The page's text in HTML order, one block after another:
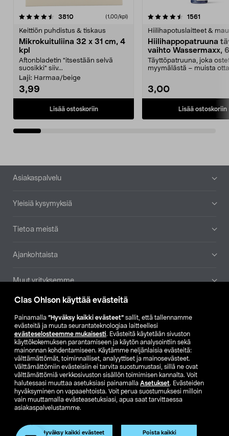
Clas Ohlson käyttää evästeitä
Painamalla ”Hyväksy kaikki evästeet” sallit, että tallennamme
evästeitä ja muuta seurantateknologiaa laitteellesi
evästeselosteemme mukaisesti. Evästeitä käytetään sivuston
käyttökokemuksen parantamiseen ja käytön analysointiin sekä
mainonnan kohdentamiseen. Käytämme neljänlaisia evästeitä:
välttämättömät, toiminnalliset, analyyttiset ja mainosevästeet.
Välttämättömiin evästeisiin ei tarvita suostumustasi, sillä ne ovat
välttämättömiä verkkosivuston sisällön toimimisen kannalta. Voit
halutessasi muuttaa asetuksiasi painamalla Asetukset. Evästeiden
hyväksyminen on vapaaehtoista. Voit perua suostumuksesi milloin
vain muuttamalla evästeasetuksiasi, apua saat tarvittaessa
asiakaspalvelustamme.
Hyväksy kaikki evästeet Poista kaikki
Tuote on poistunut
3810arvostelut (1,00/kpl)
Keittiön puhdistus & tiskaus
Mikrokuituliina 32 x 31 cm, 4
kpl
Aftonbladetin "itsestään selvä
suosikki" siiv...
Laji: Harmaa/beige
3,99
Lisää ostoskoriin
4.5viidestä
1561
Hiilihapotuslaitteet &
Hiilihappopatruuna
vaihto Wassermaxx,
Täyttöpatruuna, joka
myymälästä – muista
3,00
Lisää ostoskoriin
4.5viidestä
Alatunniste
Asiakaspalvelu
Yleisiä kysymyksiä
Tietoa meistä
Ajankohtaista
Muut yrityksemme
Etsi myymälä
SE NO FI
FI SV
Näytä hinnat ilman ALV:a